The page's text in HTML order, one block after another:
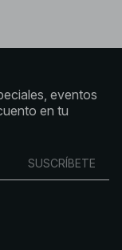
eventos
en tu
SUSCRÍBETE